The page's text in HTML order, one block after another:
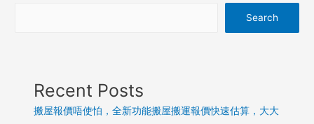
Search
Recent Posts
搬屋報價唔使怕，全新功能搬屋搬運報價快速估算，大大